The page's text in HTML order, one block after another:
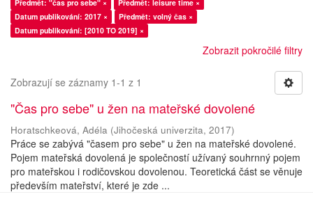
Předmět: "čas pro sebe" ×
Předmět: leisure time ×
Datum publikování: 2017 ×
Předmět: volný čas ×
Datum publikování: [2010 TO 2019] ×
Zobrazit pokročilé filtry
Zobrazují se záznamy 1-1 z 1
"Čas pro sebe" u žen na mateřské dovolené
Horatschkeová, Adéla (Jihočeská univerzita, 2017)
Práce se zabývá "časem pro sebe" u žen na mateřské dovolené.
Pojem mateřská dovolená je společností užívaný souhrnný pojem
pro mateřskou i rodičovskou dovolenou. Teoretická část se věnuje
především mateřství, které je zde ...